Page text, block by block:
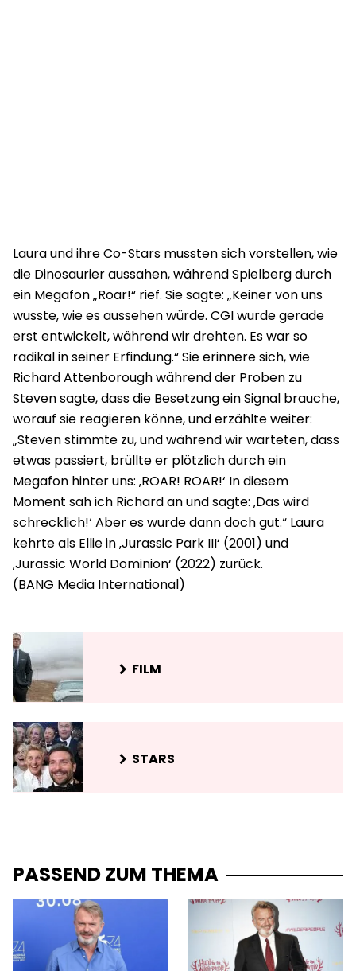
Laura und ihre Co-Stars mussten sich vorstellen, wie
die Dinosaurier aussahen, während Spielberg durch
ein Megafon „Roar!“ rief. Sie sagte: „Keiner von uns
wusste, wie es aussehen würde. CGI wurde gerade
erst entwickelt, während wir drehten. Es war so
radikal in seiner Erfindung.“ Sie erinnere sich, wie
Richard Attenborough während der Proben zu
Steven sagte, dass die Besetzung ein Signal brauche,
worauf sie reagieren könne, und erzählte weiter:
„Steven stimmte zu, und während wir warteten, dass
etwas passiert, brüllte er plötzlich durch ein
Megafon hinter uns: ‚ROAR! ROAR!‘ In diesem
Moment sah ich Richard an und sagte: ‚Das wird
schrecklich!‘ Aber es wurde dann doch gut.“ Laura
kehrte als Ellie in ‚Jurassic Park III‘ (2001) und
‚Jurassic World Dominion‘ (2022) zurück.
FILM
STARS
PASSEND ZUM THEMA